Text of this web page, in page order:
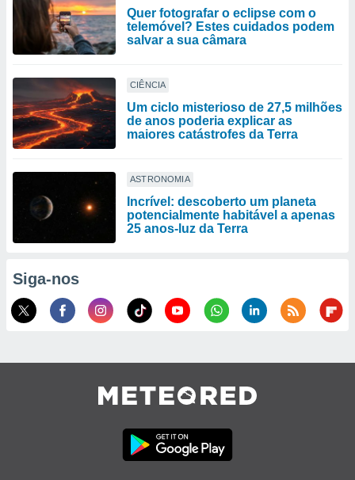
Quer fotografar o eclipse com o
telemóvel? Estes cuidados podem
salvar a sua câmara
CIÊNCIA
Um ciclo misterioso de 27,5 milhões
de anos poderia explicar as
maiores catástrofes da Terra
ASTRONOMIA
Incrível: descoberto um planeta
potencialmente habitável a apenas
25 anos-luz da Terra
Siga-nos